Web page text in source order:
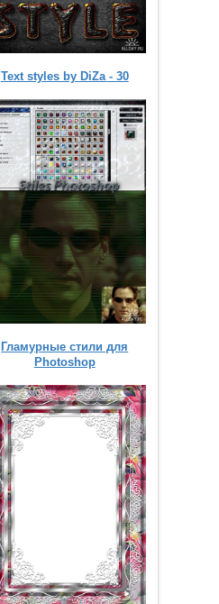
Text styles by DiZa - 30
Гламурные стили для
Photoshop